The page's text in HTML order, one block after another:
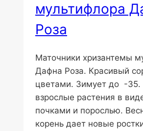
мультифлора
Роза
Маточники хризантемы
Дафна Роза. Красивый
цветами. Зимует до -
взрослые растения в
почками и порослью.
корень дает новые